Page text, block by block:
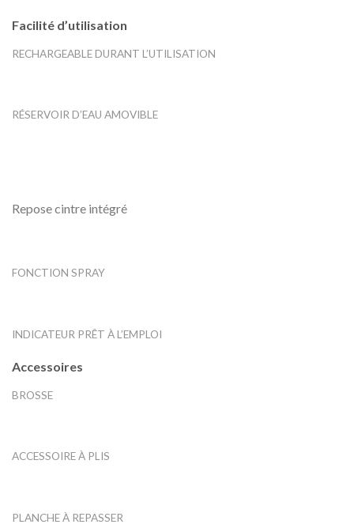
Facilité d’utilisation
RECHARGEABLE DURANT L’UTILISATION
RÉSERVOIR D’EAU AMOVIBLE
Repose cintre intégré
FONCTION SPRAY
INDICATEUR PRÊT À L’EMPLOI
Accessoires
BROSSE
ACCESSOIRE À PLIS
PLANCHE À REPASSER